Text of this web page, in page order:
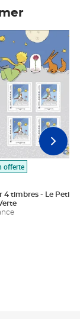
offerte
4 timbres - Le Petit